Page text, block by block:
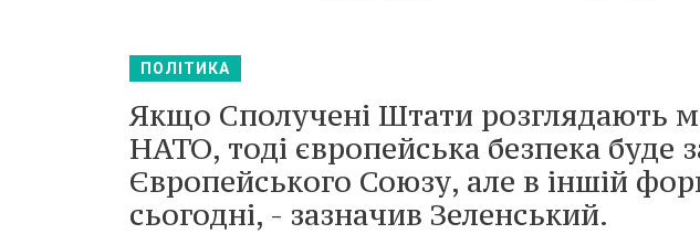
ПОЛІТИКА
Якщо Сполучені Штати розглядають
НАТО, тоді європейська безпека буде
Європейського Союзу, але в іншій
сьогодні, - зазначив Зеленський.